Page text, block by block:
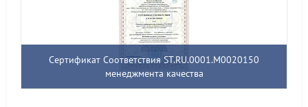
Сертификат Соответствия ST.RU.0001.M0020150
менеджмента качества